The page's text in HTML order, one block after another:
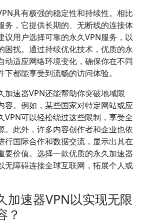
具有极强的稳定性和持续性。相比
务，它提供长期的、无断线的连接体
议用户选择可靠的永久VPN服务，以
困扰。通过持续优化技术，优质的永
动适应网络环境变化，确保你在不同
都能享受到流畅的访问体验。
加速器VPN还能帮助你突破地域限
容。例如，某些国家对特定网站或应
VPN可以轻松绕过这些限制，享受全
。此外，许多内容创作者和企业也依
行国际合作和数据交流，显示出其在
要价值。选择一款优质的永久加速器
无障碍连接全球互联网，拓展个人或
加速器VPN以实现无限
？